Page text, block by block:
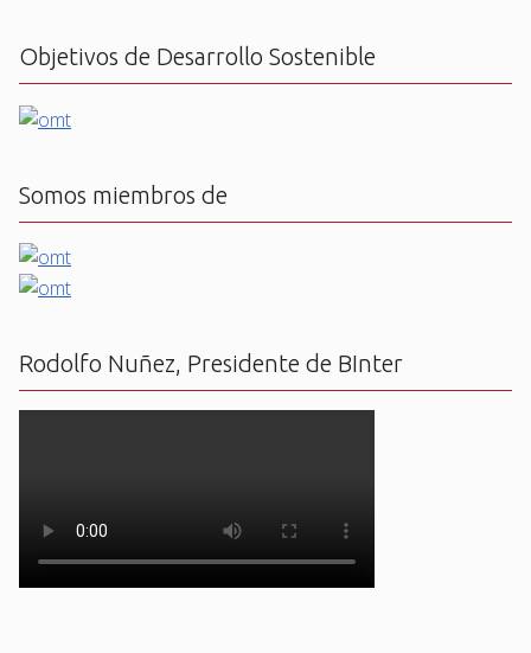
Objetivos de Desarrollo Sostenible
Somos miembros de
Rodolfo Nuñez, Presidente de BInter